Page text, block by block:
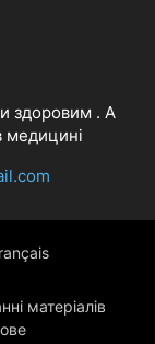
здоровим . А
медицині
матеріалів